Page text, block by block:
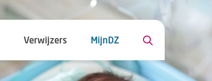
Verwijzers MijnDZ